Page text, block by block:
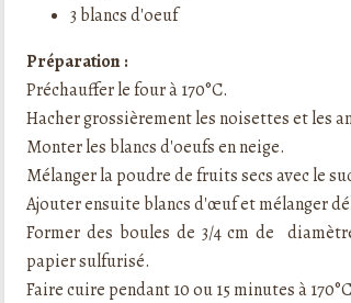
3 blancs d'oeuf
Préparation :
Préchauffer le four à 170°C.
Hacher grossièrement les noisettes et les
Monter les blancs d'oeufs en neige.
Mélanger la poudre de fruits secs avec le
Ajouter ensuite blancs d'œuf et mélanger
Former des boules de 3/4 cm de
papier sulfurisé.
Faire cuire pendant 10 ou 15 minutes à